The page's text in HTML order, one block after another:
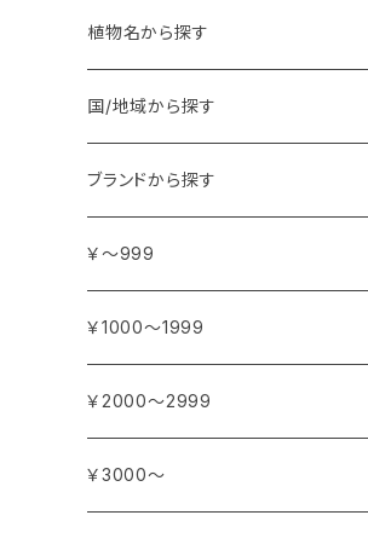
植物名から探す
ア行
アンジェリカ
イランイラン
カ行
ガーデニア (クチナシ)
カカオ
サ行
シダーウッド
シナモン
タ行
タイム
チェリー
ナ行
ナツメグ
ハ行
国/地域から探す
ヨーロッパ
フランス
イタリア
アフリカ
ブルキナファソ
南アフリカ
アジア
トルコ
シリア
ブランドから探す
アトリエ・ボヌール・ドゥ・ジュール
アンティカ・ドルチェリア・ボナイユート
オウロシカ
カンパニー デュ ミエル
￥～999
￥1000～1999
￥2000～2999
￥3000～